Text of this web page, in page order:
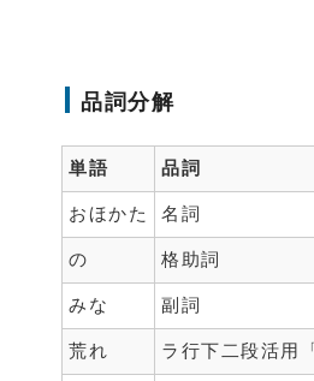
品詞分解
単語 品詞
おほかた 名詞
の 格助詞
みな 副詞
荒れ ラ行下二段活用「